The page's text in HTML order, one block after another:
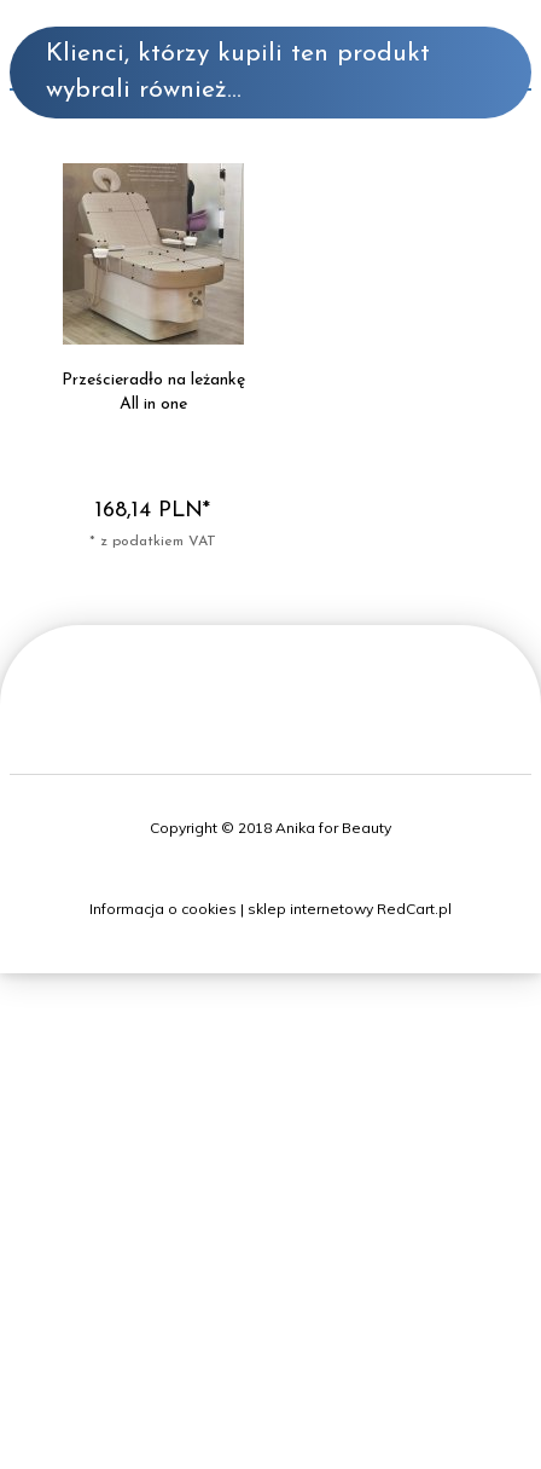
Klienci, którzy kupili ten produkt
wybrali również...
Prześcieradło na leżankę
All in one
168,14 PLN*
* z podatkiem VAT
Copyright © 2018 Anika for Beauty
Informacja o cookies | sklep internetowy RedCart.pl